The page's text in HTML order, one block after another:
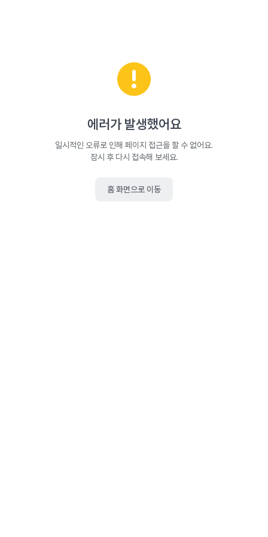
에러가 발생했어요
일시적인 오류로 인해 페이지 접근을 할 수 없어요.
잠시 후 다시 접속해 보세요.
홈 화면으로 이동